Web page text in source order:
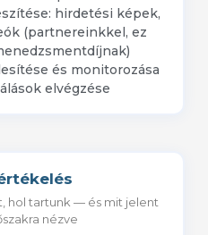
hirdetési képek,
(partnereinkkel, ez
és monitorozása
elvégzése
hol tartunk — és mit jelent
nézve